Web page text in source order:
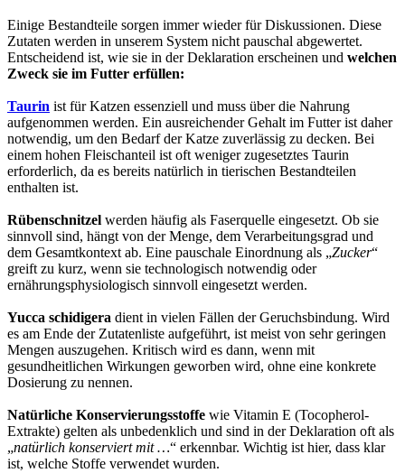
Einige Bestandteile sorgen immer wieder für Diskussionen. Diese
Zutaten werden in unserem System nicht pauschal abgewertet.
Entscheidend ist, wie sie in der Deklaration erscheinen und welchen
Zweck sie im Futter erfüllen:
Taurin ist für Katzen essenziell und muss über die Nahrung
aufgenommen werden. Ein ausreichender Gehalt im Futter ist daher
notwendig, um den Bedarf der Katze zuverlässig zu decken. Bei
einem hohen Fleischanteil ist oft weniger zugesetztes Taurin
erforderlich, da es bereits natürlich in tierischen Bestandteilen
enthalten ist.
Rübenschnitzel werden häufig als Faserquelle eingesetzt. Ob sie
sinnvoll sind, hängt von der Menge, dem Verarbeitungsgrad und
dem Gesamtkontext ab. Eine pauschale Einordnung als „Zucker“
greift zu kurz, wenn sie technologisch notwendig oder
ernährungsphysiologisch sinnvoll eingesetzt werden.
Yucca schidigera dient in vielen Fällen der Geruchsbindung. Wird
es am Ende der Zutatenliste aufgeführt, ist meist von sehr geringen
Mengen auszugehen. Kritisch wird es dann, wenn mit
gesundheitlichen Wirkungen geworben wird, ohne eine konkrete
Dosierung zu nennen.
Natürliche Konservierungsstoffe wie Vitamin E (Tocopherol-
Extrakte) gelten als unbedenklich und sind in der Deklaration oft als
„natürlich konserviert mit …“ erkennbar. Wichtig ist hier, dass klar
ist, welche Stoffe verwendet wurden.